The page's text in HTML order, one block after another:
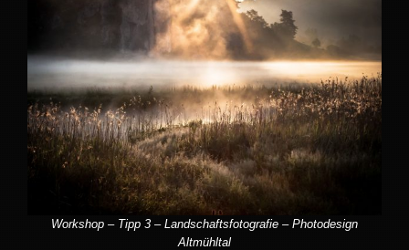
Workshop – Tipp 3 – Landschaftsfotografie – Photodesign
Altmühltal